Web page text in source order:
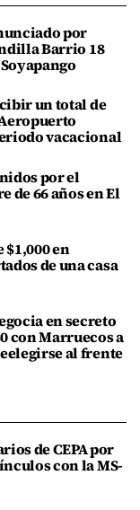
por
Barrio 18
un total de
vacacional
por el
de 66 años en El
en
de una casa
en secreto
con Marruecos a
al frente
de CEPA por
con la MS-